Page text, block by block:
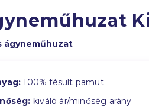
ágyneműhuzat
100% fésült pamut
kiváló ár/minőség arány